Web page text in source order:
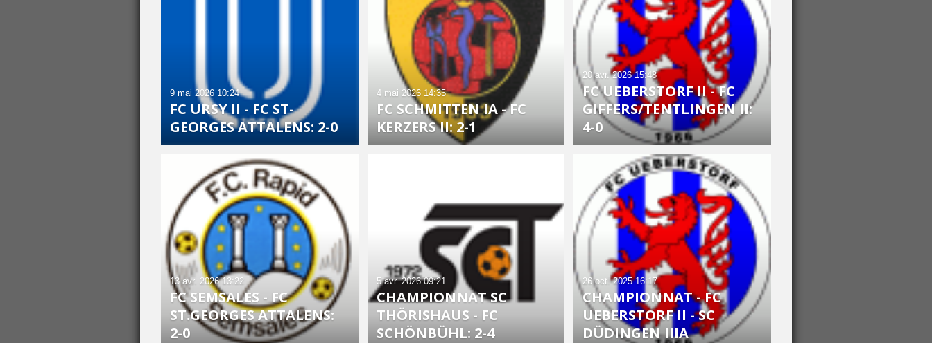
FC URSY II - FC ST-
GEORGES ATTALENS: 2-0
9 mai 2026 10:24
FC SCHMITTEN IA - FC
KERZERS II: 2-1
4 mai 2026 14:35
FC UEBERSTORF II - FC
GIFFERS/TENTLINGEN II:
4-0
20 avr. 2026 15:48
FC SEMSALES - FC
ST.GEORGES ATTALENS:
2-0
13 avr. 2026 13:22
CHAMPIONNAT SC
THÖRISHAUS - FC
SCHÖNBÜHL: 2-4
5 avr. 2026 09:21
CHAMPIONNAT - FC
UEBERSTORF II - SC
DÜDINGEN IIIA
26 oct. 2025 16:17